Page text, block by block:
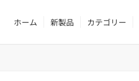
ホーム 新製品 カテゴリー